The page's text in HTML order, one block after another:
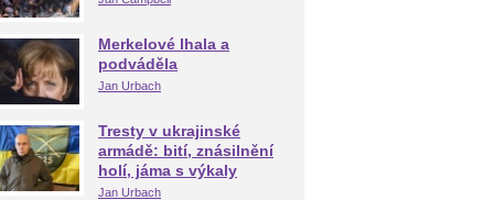
Merkelové lhala a
podváděla
Jan Urbach
Tresty v ukrajinské
armádě: bití, znásilnění
holí, jáma s výkaly
Jan Urbach